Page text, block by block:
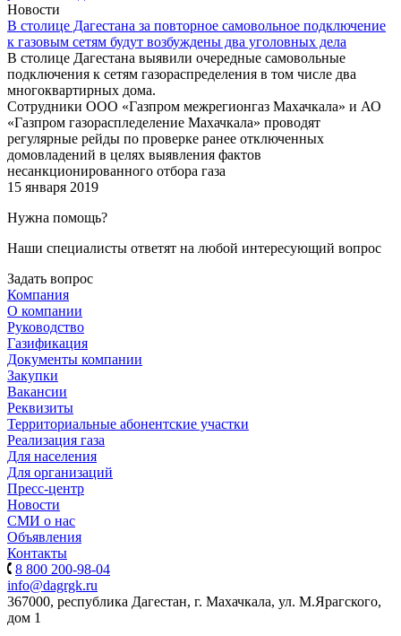
Новости
В столице Дагестана за повторное самовольное подключение
к газовым сетям будут возбуждены два уголовных дела
В столице Дагестана выявили очередные самовольные
подключения к сетям газораспределения в том числе два
многоквартирных дома.
Сотрудники ООО «Газпром межрегионгаз Махачкала» и АО
«Газпром газораспледеление Махачкала» проводят
регулярные рейды по проверке ранее отключенных
домовладений в целях выявления фактов
несанкционированного отбора газа
15 января 2019
Нужна помощь?
Наши специалисты ответят на любой интересующий вопрос
Задать вопрос
Компания
О компании
Руководство
Газификация
Документы компании
Закупки
Вакансии
Реквизиты
Территориальные абонентские участки
Реализация газа
Для населения
Для организаций
Пресс-центр
Новости
СМИ о нас
Объявления
Контакты
8 800 200-98-04
info@dagrgk.ru
367000, республика Дагестан, г. Махачкала, ул. М.Ярагского,
дом 1